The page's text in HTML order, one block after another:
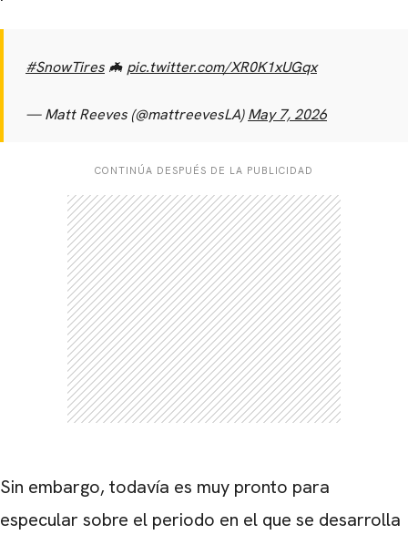
#SnowTires 🦇 pic.twitter.com/XR0K1xUGqx
— Matt Reeves (@mattreevesLA)May 7, 2026
CONTINÚA DESPUÉS DE LA PUBLICIDAD
Sin embargo, todavía es muy pronto para
especular sobre el periodo en el que se desarrolla